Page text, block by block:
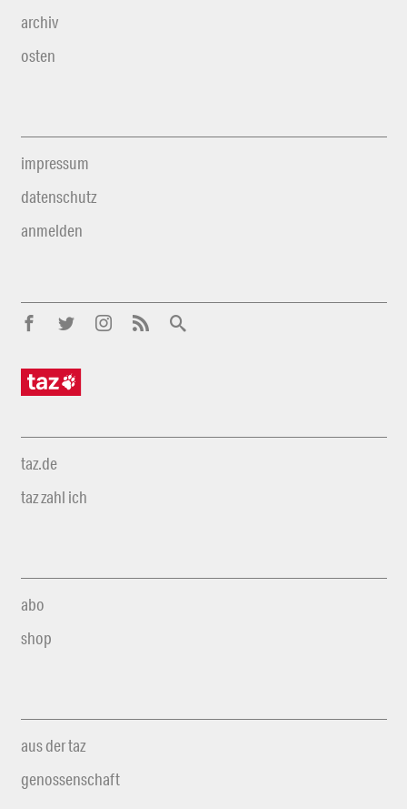
archiv
osten
impressum
datenschutz
anmelden
taz.de
taz zahl ich
abo
shop
aus der taz
genossenschaft